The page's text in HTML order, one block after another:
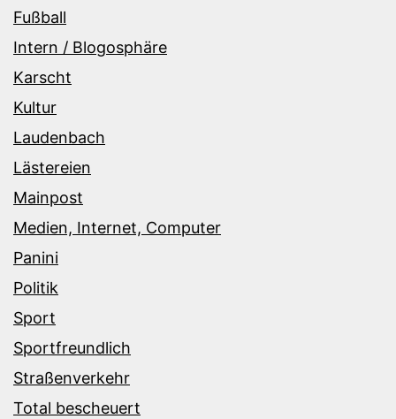
Fußball
Intern / Blogosphäre
Karscht
Kultur
Laudenbach
Lästereien
Mainpost
Medien, Internet, Computer
Panini
Politik
Sport
Sportfreundlich
Straßenverkehr
Total bescheuert